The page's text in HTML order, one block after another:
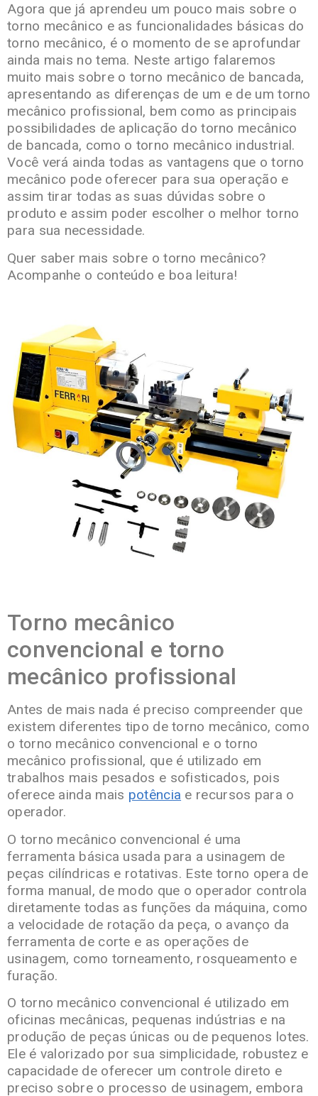
Agora que já aprendeu um pouco mais sobre o
torno mecânico e as funcionalidades básicas do
torno mecânico, é o momento de se aprofundar
ainda mais no tema. Neste artigo falaremos
muito mais sobre o torno mecânico de bancada,
apresentando as diferenças de um e de um torno
mecânico profissional, bem como as principais
possibilidades de aplicação do torno mecânico
de bancada, como o torno mecânico industrial.
Você verá ainda todas as vantagens que o torno
mecânico pode oferecer para sua operação e
assim tirar todas as suas dúvidas sobre o
produto e assim poder escolher o melhor torno
para sua necessidade.
Quer saber mais sobre o torno mecânico?
Acompanhe o conteúdo e boa leitura!
Torno mecânico
convencional e torno
mecânico profissional
Antes de mais nada é preciso compreender que
existem diferentes tipo de torno mecânico, como
o torno mecânico convencional e o torno
mecânico profissional, que é utilizado em
trabalhos mais pesados e sofisticados, pois
oferece ainda mais potência e recursos para o
operador.
O torno mecânico convencional é uma
ferramenta básica usada para a usinagem de
peças cilíndricas e rotativas. Este torno opera de
forma manual, de modo que o operador controla
diretamente todas as funções da máquina, como
a velocidade de rotação da peça, o avanço da
ferramenta de corte e as operações de
usinagem, como torneamento, rosqueamento e
furação.
O torno mecânico convencional é utilizado em
oficinas mecânicas, pequenas indústrias e na
produção de peças únicas ou de pequenos lotes.
Ele é valorizado por sua simplicidade, robustez e
capacidade de oferecer um controle direto e
preciso sobre o processo de usinagem, embora